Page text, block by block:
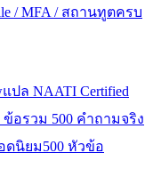
/ MFA / สถานทูตครบ
แปล NAATI Certified
ข้อรวม 500 คำถามจริง
ดนิยม500 หัวข้อ